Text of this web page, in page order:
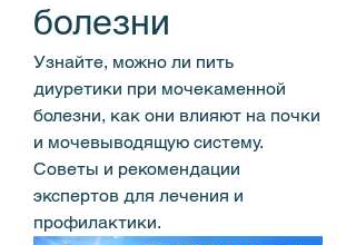
болезни
Узнайте, можно ли пить
диуретики при мочекаменной
болезни, как они влияют на почки
и мочевыводящую систему.
Советы и рекомендации
экспертов для лечения и
профилактики.